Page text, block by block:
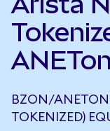
BZON/
TOKENIZED)